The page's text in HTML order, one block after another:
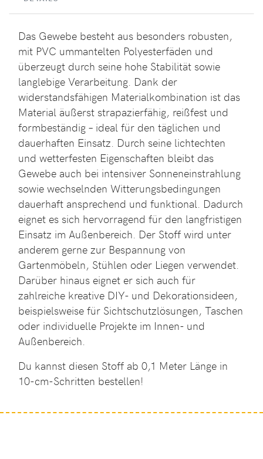
Das Gewebe besteht aus besonders robusten,
mit PVC ummantelten Polyesterfäden und
überzeugt durch seine hohe Stabilität sowie
langlebige Verarbeitung. Dank der
widerstandsfähigen Materialkombination ist das
Material äußerst strapazierfähig, reißfest und
formbeständig – ideal für den täglichen und
dauerhaften Einsatz. Durch seine lichtechten
und wetterfesten Eigenschaften bleibt das
Gewebe auch bei intensiver Sonneneinstrahlung
sowie wechselnden Witterungsbedingungen
dauerhaft ansprechend und funktional. Dadurch
eignet es sich hervorragend für den langfristigen
Einsatz im Außenbereich. Der Stoff wird unter
anderem gerne zur Bespannung von
Gartenmöbeln, Stühlen oder Liegen verwendet.
Darüber hinaus eignet er sich auch für
zahlreiche kreative DIY- und Dekorationsideen,
beispielsweise für Sichtschutzlösungen, Taschen
oder individuelle Projekte im Innen- und
Außenbereich.
Du kannst diesen Stoff ab 0,1 Meter Länge in
10-cm-Schritten bestellen!